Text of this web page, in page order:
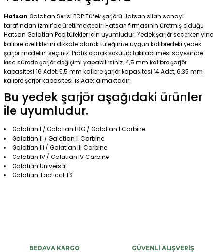
Hatsan Galatian Serisi PCP Tüfek şarjörü Hatsan silah sanayi
tarafından İzmir’de üretilmektedir. Hatsan firmasının üretmiş olduğu
Hatsan Galatian Pcp tüfekler için uyumludur. Yedek şarjör seçerken yine
kalibre özelliklerini dikkate alarak tüfeğinize uygun kalibredeki yedek
şarjör modelini seçiniz. Pratik olarak sökülüp takılabilmesi sayesinde
kısa sürede şarjör değişimi yapabilirsiniz. 4,5 mm kalibre şarjör
kapasitesi 16 Adet, 5,5 mm kalibre şarjör kapasitesi 14 Adet, 6,35 mm
kalibre şarjör kapasitesi 13 Adet almaktadır.
Bu yedek şarjör aşağıdaki ürünler
ile uyumludur.
Galatian I / Galatian I RG / Galatian I Carbine
Galatian II / Galatian II Carbine
Galatian III / Galatian III Carbine
Galatian IV / Galatian IV Carbine
Galatian Universal
Galatian Tactical TS
BEDAVA KARGO GÜVENLİ ALIŞVERİŞ